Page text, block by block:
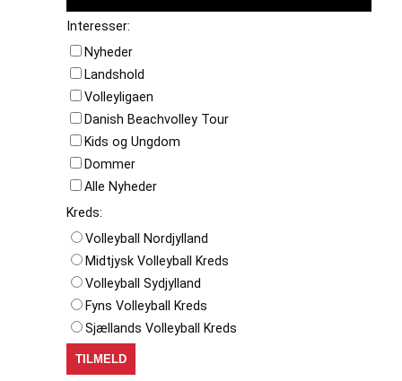
Interesser:
Nyheder
Landshold
Volleyligaen
Danish Beachvolley Tour
Kids og Ungdom
Dommer
Alle Nyheder
Kreds:
Volleyball Nordjylland
Midtjysk Volleyball Kreds
Volleyball Sydjylland
Fyns Volleyball Kreds
Sjællands Volleyball Kreds